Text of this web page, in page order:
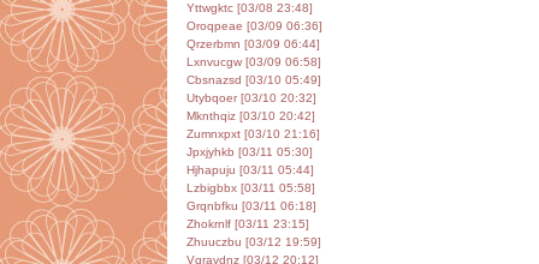
Yttwgktc [03/08 23:48]
Oroqpeae [03/09 06:36]
Qrzerbmn [03/09 06:44]
Lxnvucgw [03/09 06:58]
Cbsnazsd [03/10 05:49]
Utybqoer [03/10 20:32]
Mknthqiz [03/10 20:42]
Zumnxpxt [03/10 21:16]
Jpxjyhkb [03/11 05:30]
Hjhapuju [03/11 05:44]
Lzbigbbx [03/11 05:58]
Grqnbfku [03/11 06:18]
Zhokrnlf [03/11 23:15]
Zhuuczbu [03/12 19:59]
Vqravdnz [03/12 20:12]